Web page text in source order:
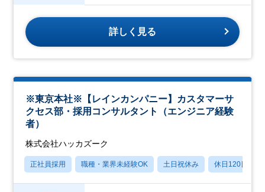
詳しく見る
※東京本社※【レインカンパニー】カスタマーサ
クセス部・採用コンサルタント（エンジニア経験
者）
株式会社ハッカズーク
正社員採用 職種・業界未経験OK 土日祝休み 休日120日以上